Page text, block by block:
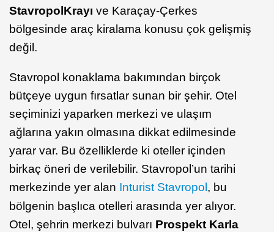
Stavropol Krayı ve Karaçay-Çerkes
bölgesinde araç kiralama konusu çok gelişmiş
değil.
Stavropol konaklama bakımından birçok
bütçeye uygun fırsatlar sunan bir şehir. Otel
seçiminizi yaparken merkezi ve ulaşım
ağlarına yakın olmasına dikkat edilmesinde
yarar var. Bu özelliklerde ki oteller içinden
birkaç öneri de verilebilir. Stavropol’un tarihi
merkezinde yer alan Inturist Stavropol , bu
bölgenin başlıca otelleri arasında yer alıyor.
Otel, şehrin merkezi bulvarı Prospekt Karla